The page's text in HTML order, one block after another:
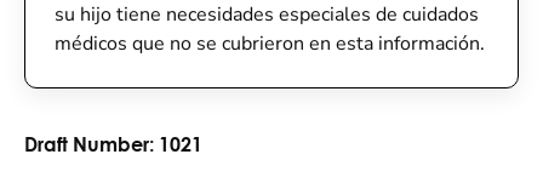
su hijo tiene necesidades especiales de cuidados
médicos que no se cubrieron en esta información.
Draft Number: 1021